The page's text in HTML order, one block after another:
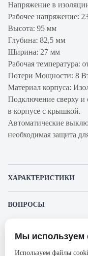
Напряжение в
Рабочее напряжение:
Высота: 95 мм
Глубина: 82,5 мм
Ширина: 27 мм
Рабочая температура:
Потери Мощности: 8
Материал корпуса:
Подключение сверху и
в корпусе с крышкой.
Автоматические
необходимая защита
ХАРАКТЕРИСТИКИ
Производитель
ВОПРОСЫ
Представленные изображения и
Мы
Используем файлы